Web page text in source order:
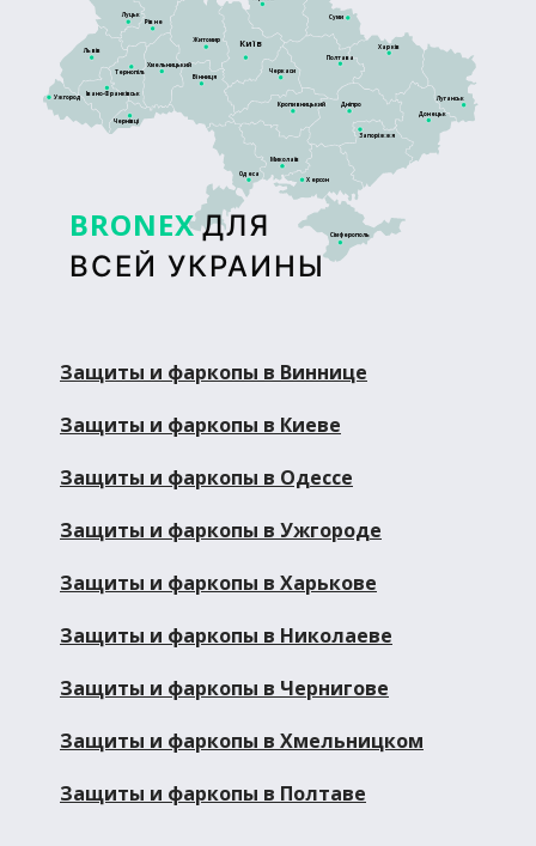
BRONEX ДЛЯ
ВСЕЙ УКРАИНЫ
Сімферополь
Луцьк
Київ
Житомир
Тернопіль
Рівне
Львів
Дніпро
Кропивницький
Харків
Полтава
Черкаси
Суми
Запоріжжя
Херсон
Донецьк
Луганськ
Ужгород
Чернівці
Вінниця
Хмельницький
Івано-Франківськ
Миколаїв
Одеса
Защиты и фаркопы в Виннице
Защиты и фаркопы в Киеве
Защиты и фаркопы в Одессе
Защиты и фаркопы в Ужгороде
Защиты и фаркопы в Харькове
Защиты и фаркопы в Николаеве
Защиты и фаркопы в Чернигове
Защиты и фаркопы в Хмельницком
Защиты и фаркопы в Полтаве